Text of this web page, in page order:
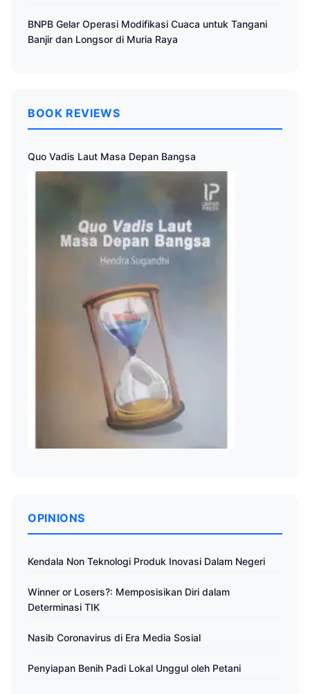
BNPB Gelar Operasi Modifikasi Cuaca untuk Tangani
Banjir dan Longsor di Muria Raya
BOOK REVIEWS
Quo Vadis Laut Masa Depan Bangsa
OPINIONS
Kendala Non Teknologi Produk Inovasi Dalam Negeri
Winner or Losers?: Memposisikan Diri dalam
Determinasi TIK
Nasib Coronavirus di Era Media Sosial
Penyiapan Benih Padi Lokal Unggul oleh Petani